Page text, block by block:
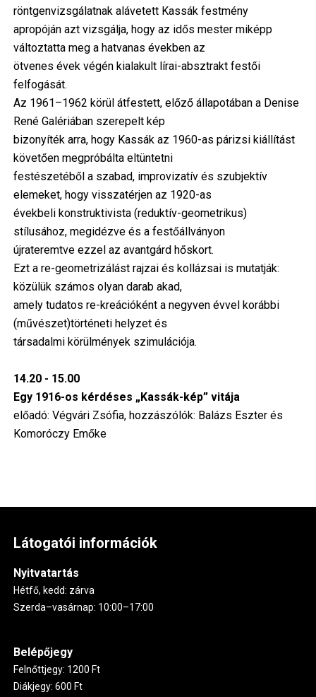
röntgenvizsgálatnak alávetett Kassák festmény
apropóján azt vizsgálja, hogy az idős mester miképp
változtatta meg a hatvanas években az
ötvenes évek végén kialakult lírai-absztrakt festői
felfogását.
Az 1961–1962 körül átfestett, előző állapotában a Denise
René Galériában szerepelt kép
bizonyíték arra, hogy Kassák az 1960-as párizsi kiállítást
követően megpróbálta eltüntetni
festészetéből a szabad, improvizatív és szubjektív
elemeket, hogy visszatérjen az 1920-as
évekbeli konstruktivista (reduktív-geometrikus)
stílusához, megidézve és a festőállványon
újrateremtve ezzel az avantgárd hőskort.
Ezt a re-geometrizálást rajzai és kollázsai is mutatják:
közülük számos olyan darab akad,
amely tudatos re-kreációként a negyven évvel korábbi
(művészet)történeti helyzet és
társadalmi körülmények szimulációja.
14.20 - 15.00
Egy 1916-os kérdéses „Kassák-kép” vitája
előadó: Végvári Zsófia, hozzászólók: Balázs Eszter és
Komoróczy Emőke
Látogatói információk
Nyitvatartás
Hétfő, kedd: zárva
Szerda–vasárnap: 10:00–17:00
Belépőjegy
Felnőttjegy: 1200 Ft
Diákjegy: 600 Ft